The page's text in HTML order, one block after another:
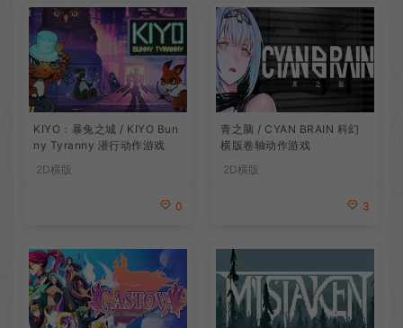
KIYO：暴兔之城 / KIYO Bun
ny Tyranny 潜行动作游戏
2D横版
0
青之脑 / CYAN BRAIN 科幻
横版卷轴动作游戏
2D横版
3